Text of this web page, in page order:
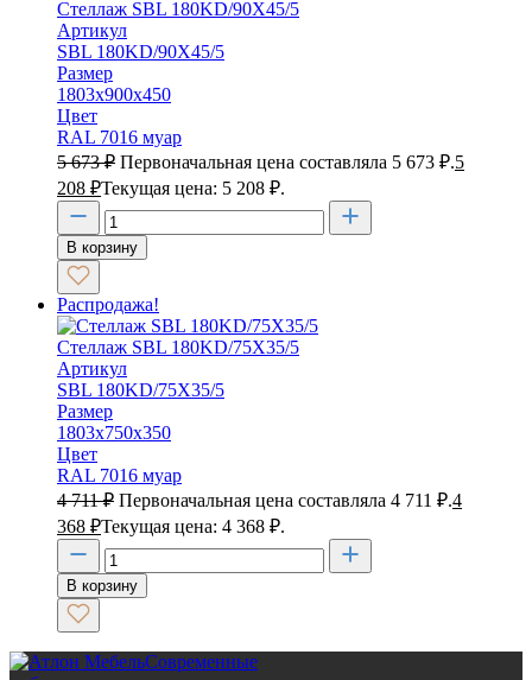
Стеллаж SBL 180KD/90X45/5
Артикул
SBL 180KD/90X45/5
Размер
1803х900х450
Цвет
RAL 7016 муар
5 673₽ Первоначальная цена составляла 5 673 ₽.5
208 ₽Текущая цена: 5 208 ₽.
В корзину
Распродажа!
Стеллаж SBL 180KD/75X35/5
Артикул
SBL 180KD/75X35/5
Размер
1803х750х350
Цвет
RAL 7016 муар
4 711₽ Первоначальная цена составляла 4 711 ₽.4
368 ₽Текущая цена: 4 368 ₽.
В корзину
Современные